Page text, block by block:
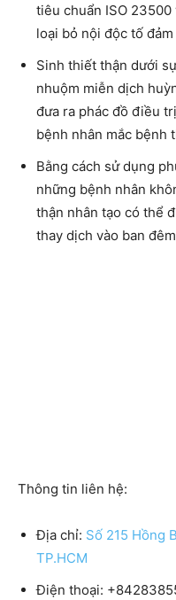
tiêu chuẩn ISO
loại bỏ nội độc tố
Sinh thiết thận dưới
nhuộm miễn dịch
đưa ra phác đồ điều
bệnh nhân mắc bệnh
Bằng cách sử dụng
những bệnh nhân
thận nhân tạo có thể
thay dịch vào ban
Thông tin liên hệ:
Địa chỉ: Số 215 Hồng
TP.HCM
Điện thoại: